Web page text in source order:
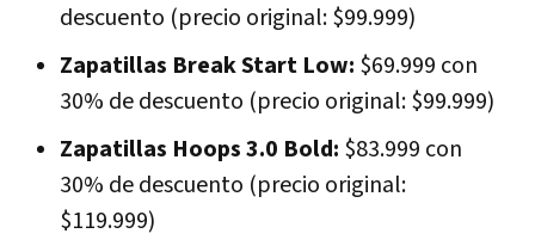
descuento (precio original: $99.999)
Zapatillas Break Start Low: $69.999 con
30% de descuento (precio original: $99.999)
Zapatillas Hoops 3.0 Bold: $83.999 con
30% de descuento (precio original:
$119.999)